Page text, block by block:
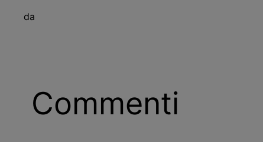
da
Commenti